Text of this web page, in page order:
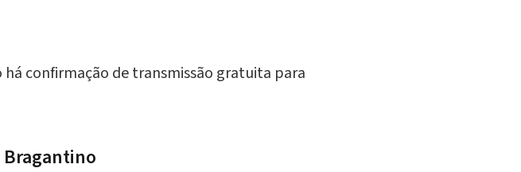
há confirmação de transmissão gratuita para